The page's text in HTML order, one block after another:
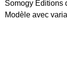
Somogy Editions
Modèle avec